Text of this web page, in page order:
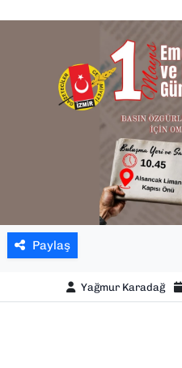
Paylaş
Yağmur Karadağ
SPOR
TEKNOLOJİ
YAŞAM
YEREL YÖNETİMLER